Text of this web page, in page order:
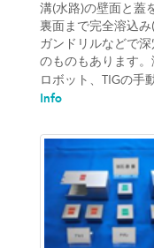
溝(水路)の壁面と蓋
裏面まで完全溶込み
ガンドリルなどで
のものもあります
ロボット、TIGの手
Info